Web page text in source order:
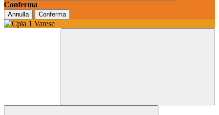
Conferma
Annulla Conferma